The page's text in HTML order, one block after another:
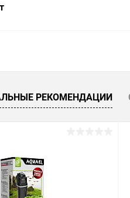
В наличии
РЕКОМЕНДАЦИИ